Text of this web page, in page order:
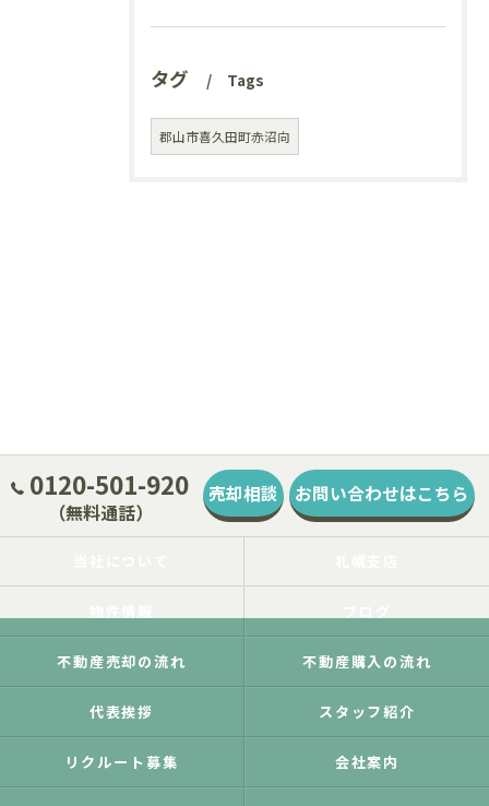
タグ Tags
郡山市喜久田町赤沼向
0120-501-920
（無料通話）
売却相談 お問い合わせはこちら
不動産売却の流れ 不動産購入の流れ
代表挨拶 スタッフ紹介
リクルート募集 会社案内